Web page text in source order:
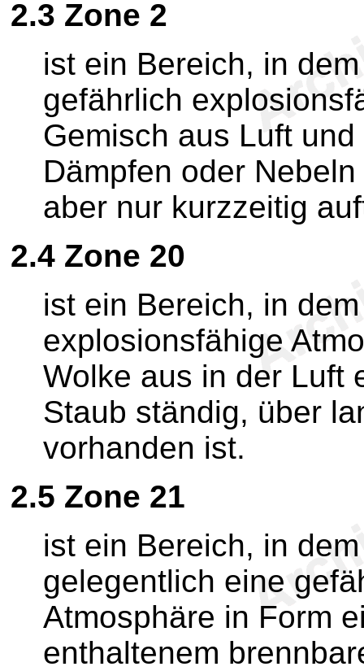
2.3 Zone 2
ist ein Bereich, in
gefährlich
Gemisch aus Luft
Dämpfen oder
aber nur kurzzeitig
2.4 Zone 20
ist ein Bereich, in
explosionsfähige
Wolke aus in der Luft
Staub ständig, über
vorhanden ist.
2.5 Zone 21
ist ein Bereich, in
gelegentlich eine
Atmosphäre in Form
enthaltenem